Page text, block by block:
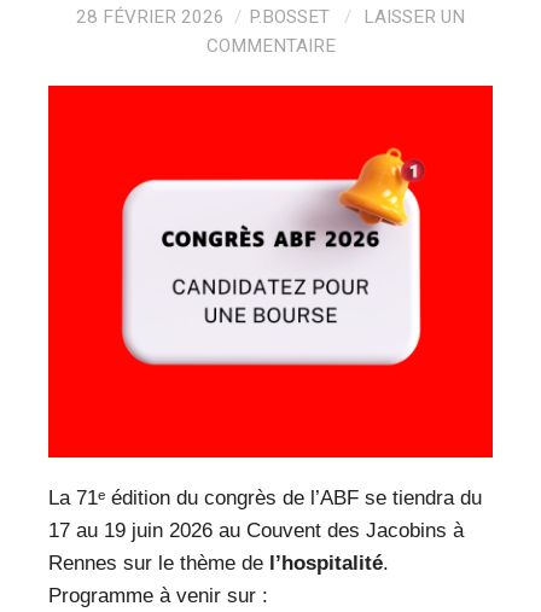
GROUPE
AGENDA
RESSOURCES
28 FÉVRIER 2026 P.BOSSET
LAISSER UN
COMMENTAIRE
La 71ᵉ édition du congrès de l’ABF se tiendra du
17 au 19 juin 2026 au Couvent des Jacobins à
Rennes sur le thème de l’hospitalité.
Programme à venir sur :